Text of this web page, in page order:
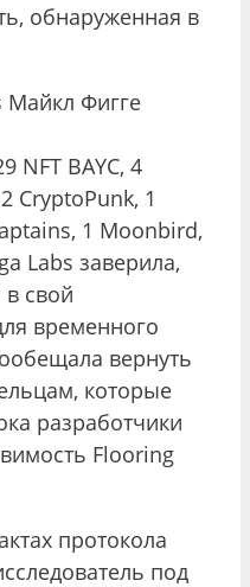
обнаруженная в
Майкл Фигге
NFT BAYC, 4
CryptoPunk, 1
1 Moonbird,
Labs заверила,
свой
временного
вернуть
которые
разработчики
Flooring
протокола
под